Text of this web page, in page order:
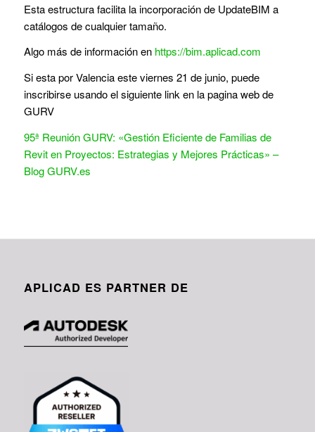
Esta estructura facilita la incorporación de UpdateBIM a
catálogos de cualquier tamaño.
Algo más de información en https://bim.aplicad.com
Si esta por Valencia este viernes 21 de junio, puede
inscribirse usando el siguiente link en la pagina web de
GURV
95ª Reunión GURV: «Gestión Eficiente de Familias de
Revit en Proyectos: Estrategias y Mejores Prácticas» –
Blog GURV.es
APLICAD ES PARTNER DE